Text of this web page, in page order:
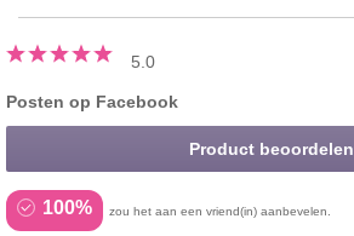
5.0
Posten op Facebook
Product beoordelen
100% zou het aan een vriend(in) aanbevelen.